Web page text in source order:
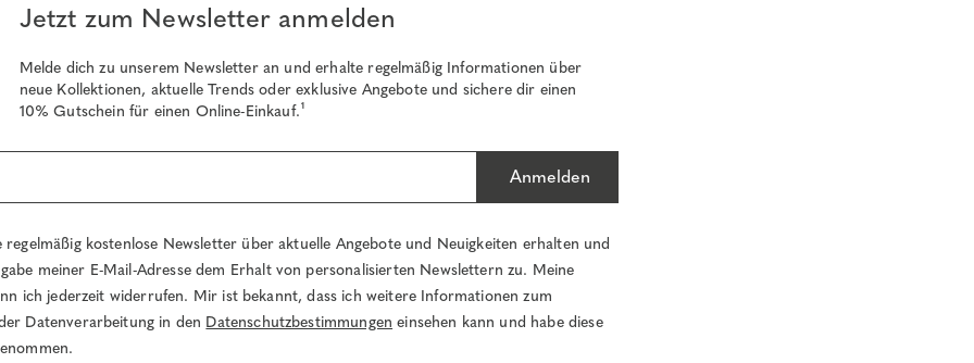
Jetzt zum Newsletter anmelden
Melde dich zu unserem Newsletter an und erhalte regelmäßig Informationen über
neue Kollektionen, aktuelle Trends oder exklusive Angebote und sichere dir einen
10% Gutschein für einen Online-Einkauf.¹
Anmelden
kostenlose Newsletter über aktuelle Angebote und Neuigkeiten erhalten und
meiner E-Mail-Adresse dem Erhalt von personalisierten Newslettern zu. Meine
ich jederzeit widerrufen. Mir ist bekannt, dass ich weitere Informationen zum
Datenverarbeitung in den Datenschutzbestimmungen einsehen kann und habe diese